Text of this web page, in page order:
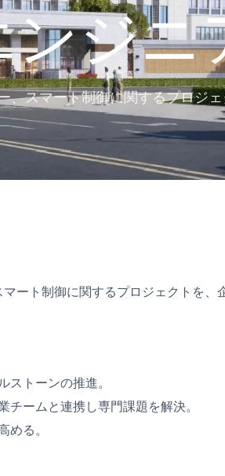
ジニ
、スマート制御に関するプロジェ
ート制御に関するプロジェクトを、
トーンの推進。
ームと連携し専門課題を解決。
る。